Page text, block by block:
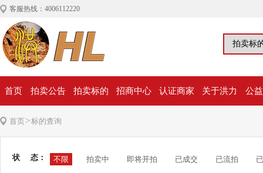
客服热线：4006112220
首页 拍卖公告 拍卖标的 招商中心 认证商家 关于洪力 公
首页>标的查询
状 态： 不限 拍卖中 即将开拍 已成交 已流拍